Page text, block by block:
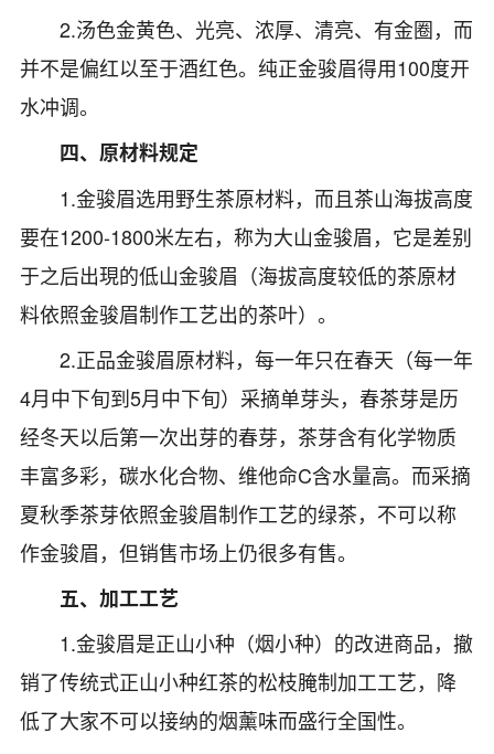
2.汤色金黄色、光亮、浓厚、清亮、有金圈，而
并不是偏红以至于酒红色。纯正金骏眉得用100度开
水冲调。
四、原材料规定
1.金骏眉选用野生茶原材料，而且茶山海拔高度
要在1200-1800米左右，称为大山金骏眉，它是差别
于之后出現的低山金骏眉（海拔高度较低的茶原材
料依照金骏眉制作工艺出的茶叶）。
2.正品金骏眉原材料，每一年只在春天（每一年
4月中下旬到5月中下旬）采摘单芽头，春茶芽是历
经冬天以后第一次出芽的春芽，茶芽含有化学物质
丰富多彩，碳水化合物、维他命C含水量高。而采摘
夏秋季茶芽依照金骏眉制作工艺的绿茶，不可以称
作金骏眉，但销售市场上仍很多有售。
五、加工工艺
1.金骏眉是正山小种（烟小种）的改进商品，撤
销了传统式正山小种红茶的松枝腌制加工工艺，降
低了大家不可以接纳的烟薰味而盛行全国性。